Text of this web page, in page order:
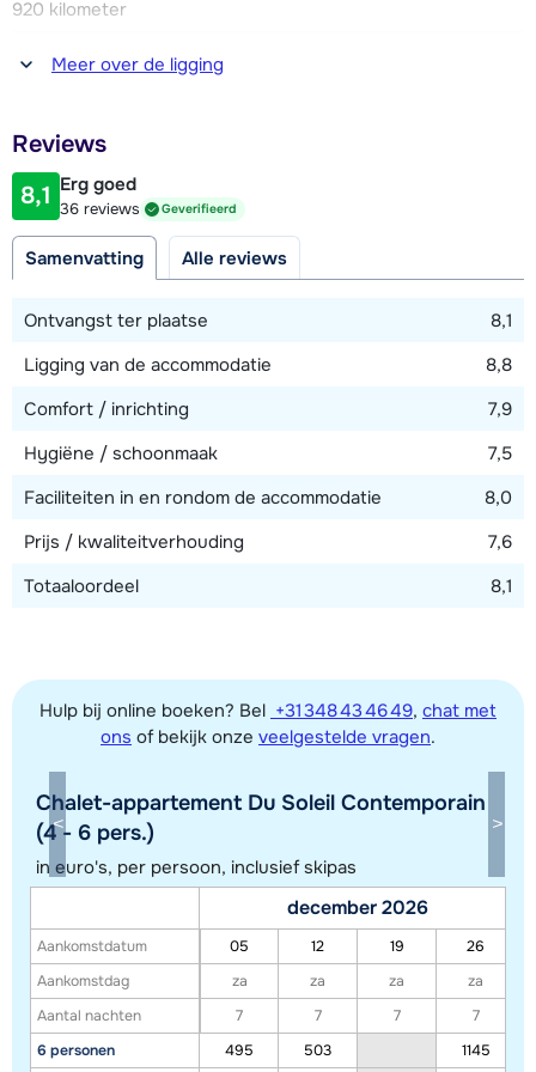
920 kilometer
Afstand tot winkel(s)
200 meter
125 meter
Afstand tot piste
10 - 25 meter
25 meter
Bekijk kaart
Toon alle accommodaties in dit gebied
Deze kaart geeft een indicatie van de ligging van onze accommodaties. De
exacte locatie kan enigszins afwijken.
Meer over de ligging
Reviews
8,1 Erg goed
36 reviews Geverifieerd
Samenvatting Alle reviews
Ontvangst ter plaatse
8,1
Ligging van de accommodatie
8,8
Comfort / inrichting
7,9
Hygiëne / schoonmaak
7,5
Faciliteiten in en rondom de accommodatie
8,0
Prijs / kwaliteitverhouding
7,6
Totaaloordeel
8,1
Hulp bij online boeken? Bel +31 348 43 46 49, chat met
ons of bekijk onze veelgestelde vragen.
Chalet-appartement Du Soleil Contemporain
(4 - 6 pers.)
in euro's, per persoon, inclusief skipas
Aankomstdatum
Aankomstdag
Aantal nachten
6 personen
december 2026
05 12 19
26
za
za za
za
7
7 7
7
495
503 1145